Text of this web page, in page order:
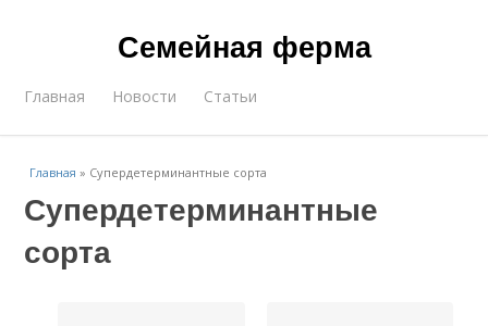
Семейная ферма
Главная Новости Статьи
Главная » Супердетерминантные сорта
Супердетерминантные
сорта